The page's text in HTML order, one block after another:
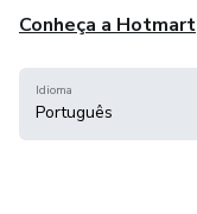
Conheça a Hotmart
Idioma
Português